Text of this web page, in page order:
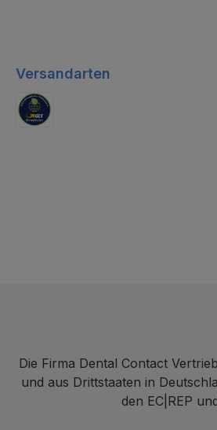
Versandarten
Die Firma Dental Contact
und aus Drittstaaten in
den EC|REP